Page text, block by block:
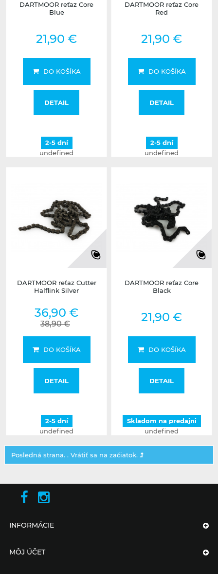
DARTMOOR reťaz Core
Blue
21,90 €
DO KOŠÍKA
DETAIL
2-5 dní
undefined
DARTMOOR reťaz Core
Red
21,90 €
DO KOŠÍKA
DETAIL
2-5 dní
undefined
DARTMOOR reťaz Cutter
Halflink Silver
36,90 €
38,90 €
DO KOŠÍKA
DETAIL
2-5 dní
undefined
DARTMOOR reťaz Core
Black
21,90 €
DO KOŠÍKA
DETAIL
Skladom na predajni
undefined
Posledná strana. . Vrátiť sa na začiatok.
INFORMÁCIE
MÔJ ÚČET